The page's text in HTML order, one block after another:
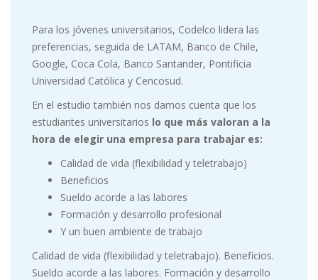
Para los jóvenes universitarios, Codelco lidera las
preferencias, seguida de LATAM, Banco de Chile,
Google, Coca Cola, Banco Santander, Pontificia
Universidad Católica y Cencosud.
En el estudio también nos damos cuenta que los
estudiantes universitarios lo que más valoran a la
hora de elegir una empresa para trabajar es:
Calidad de vida (flexibilidad y teletrabajo)
Beneficios
Sueldo acorde a las labores
Formación y desarrollo profesional
Y un buen ambiente de trabajo
Calidad de vida (flexibilidad y teletrabajo). Beneficios.
Sueldo acorde a las labores. Formación y desarrollo